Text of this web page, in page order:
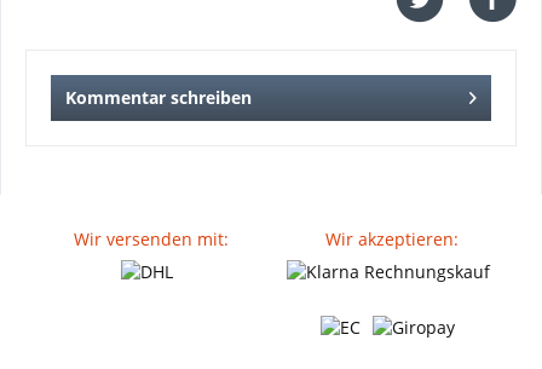
Kommentar schreiben
Wir versenden mit: Wir akzeptieren: